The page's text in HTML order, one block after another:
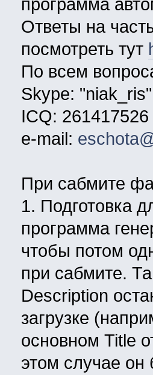
программа
Ответы на
посмотреть тут
По всем
Skype: "niak_ris"
ICQ: 261417526
e-mail:
При сабмите
1. Подготовка
программа
чтобы потом
при сабмите.
Description
загрузке
основном Title
этом случае он